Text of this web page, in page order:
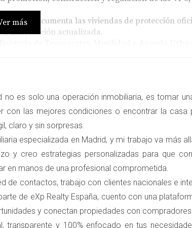
que documenta las viviendas de protección
a información actualizada.
de Protección Oficial. Los más utilizados son:
similares en el mismo área, considerando
construcción, que puede incluir materiales y
de desarrollo, deduciendo los gastos
el ingreso potencial que podría generar la VPO,
más
no es solo una operación inmobiliaria, es tomar
con las mejores condiciones o encontrar la
claro y sin sorpresas.
especializada en Madrid, y mi trabajo va más
y creo estrategias personalizadas para que
en manos de una profesional comprometida.
de contactos, trabajo con clientes nacionales e
de eXp Realty España, cuento con una
y conectan propiedades con
transparente y 100% enfocado en tus